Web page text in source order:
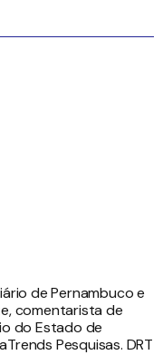
de Pernambuco e
comentarista de
do Estado de
Pesquisas. DRT